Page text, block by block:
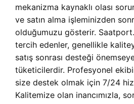
mekanizma kaynaklı olası
ve satın alma işleminizden
olduğumuzu gösterir.
tercih edenler, genellikle
satış sonrası desteği
tüketicilerdir. Profesyonel
size destek olmak için 7/24
Kalitemize olan inancımızla,